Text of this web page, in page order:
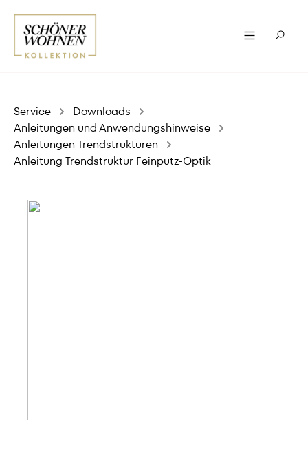
Service
Downloads
Anleitungen und Anwendungshinweise
Anleitungen Trendstrukturen
Anleitung Trendstruktur Feinputz-Optik